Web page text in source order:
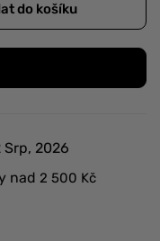
do košíku
Srp, 2026
nad 2 500 Kč